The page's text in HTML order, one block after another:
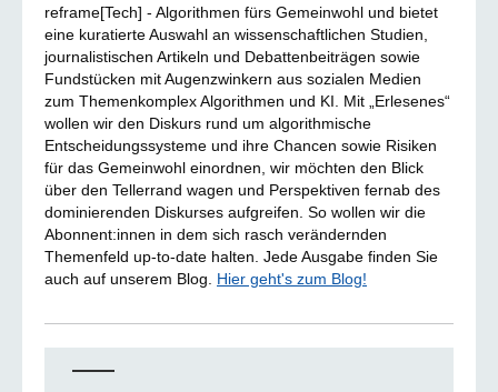
reframe[Tech] - Algorithmen fürs Gemeinwohl und bietet
eine kuratierte Auswahl an wissenschaftlichen Studien,
journalistischen Artikeln und Debattenbeiträgen sowie
Fundstücken mit Augenzwinkern aus sozialen Medien
zum Themenkomplex Algorithmen und KI. Mit „Erlesenes“
wollen wir den Diskurs rund um algorithmische
Entscheidungssysteme und ihre Chancen sowie Risiken
für das Gemeinwohl einordnen, wir möchten den Blick
über den Tellerrand wagen und Perspektiven fernab des
dominierenden Diskurses aufgreifen. So wollen wir die
Abonnent:innen in dem sich rasch verändernden
Themenfeld up-to-date halten. Jede Ausgabe finden Sie
auch auf unserem Blog. Hier geht's zum Blog!